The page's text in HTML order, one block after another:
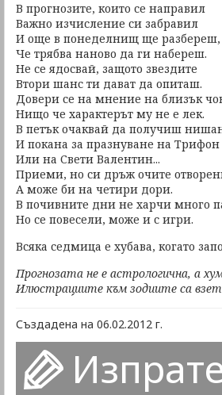
В прогнозите, които се направил
Важно изчисление си забравил
И още в понеделнищ ще разбереш,
Че трябва наново да ги набереш.
Не се ядосвай, защото звездите
Втори шанс ти дават да опиташ.
Довери се на мнение на близък
Нищо че характерът му не е лек.
В петък очаквай да получиш
И покана за празнуване на Трифон
Или на Свети Валентин...
Приеми, но си дръж очите
А може би на четири дори.
В почивните дни не харчи много
Но се повесели, може и с игри.
Всяка седмица е хубава, когато
Прогнозата не е астрологична, а
Илюстрациите към зодиите са
Създадена на 06.02.2012 г.